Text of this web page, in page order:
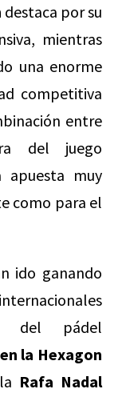
destaca por su
mientras
una enorme
competitiva
entre
del juego
muy
como para el
ido ganando
del pádel
la Hexagon
Rafa Nadal